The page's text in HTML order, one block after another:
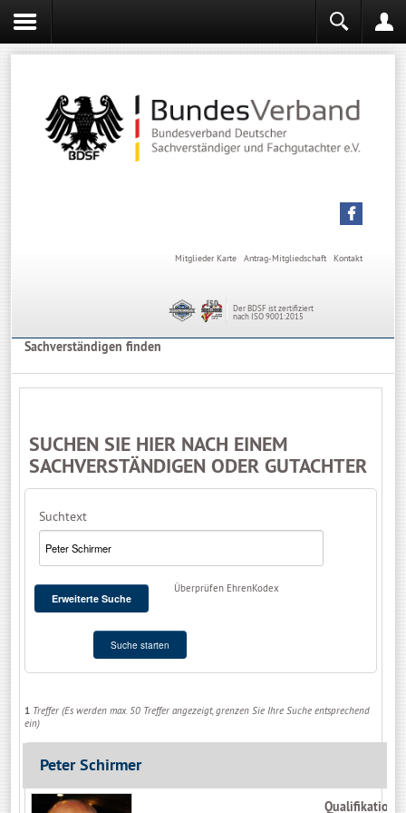
Angemeldet bleiben
Kontakt
Antrag-Mitgliedschaft
Mitglieder Karte
Der BDSF ist zertifiziert
nach ISO 9001:2015
Sachverständigen finden
SUCHEN SIE HIER NACH EINEM
SACHVERSTÄNDIGEN ODER GUTACHTER
Suchtext
Erweiterte Suche
Überprüfen EhrenKodex
Suche starten
1 Treffer (Es werden max. 50 Treffer angezeigt, grenzen Sie Ihre Suche entsprechend
ein)
Peter Schirmer
Qualifikation